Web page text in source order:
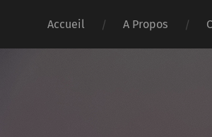
Accueil A Propos